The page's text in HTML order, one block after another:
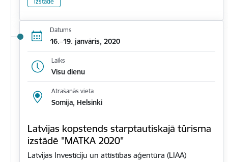
Datums
16.–19. janvāris, 2020
Laiks
Visu dienu
Atrašanās vieta
Somija, Helsinki
Latvijas kopstends starptautiskajā tūrisma
izstādē "MATKA 2020"
Latvijas Investīciju un attīstības aģentūra (LIAA)